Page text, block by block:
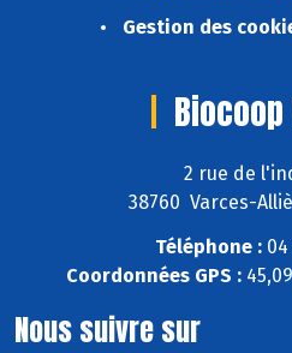
Gestion des
2 rue de
38760 Varces-
Téléphone :04
Coordonnées GPS :
Nous suivre sur